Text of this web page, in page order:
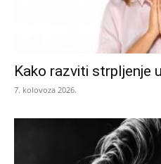
Kako razviti strpljenje
7. kolovoza 2026.